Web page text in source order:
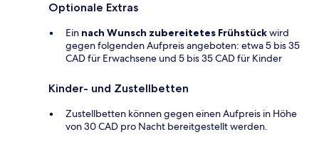
Optionale Extras
Ein nach Wunsch zubereitetes Frühstückwird
gegen folgenden Aufpreis angeboten: etwa 5 bis 35
CAD für Erwachsene und 5 bis 35 CAD für Kinder
Kinder- und Zustellbetten
Zustellbetten können gegen einen Aufpreis in Höhe
von 30 CAD pro Nacht bereitgestellt werden.